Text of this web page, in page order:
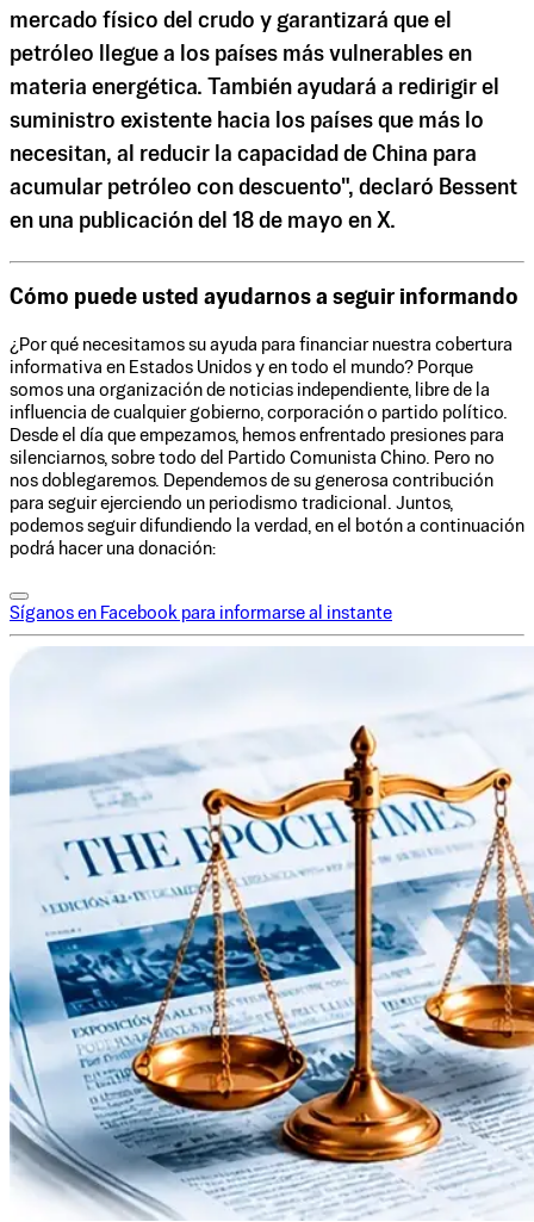
mercado físico del crudo y garantizará que el
petróleo llegue a los países más vulnerables en
materia energética. También ayudará a redirigir el
suministro existente hacia los países que más lo
necesitan, al reducir la capacidad de China para
acumular petróleo con descuento", declaró Bessent
en una publicación del 18 de mayo en X.
Cómo puede usted ayudarnos a seguir informando
¿Por qué necesitamos su ayuda para financiar nuestra cobertura
informativa en Estados Unidos y en todo el mundo? Porque
somos una organización de noticias independiente, libre de la
influencia de cualquier gobierno, corporación o partido político.
Desde el día que empezamos, hemos enfrentado presiones para
silenciarnos, sobre todo del Partido Comunista Chino. Pero no
nos doblegaremos. Dependemos de su generosa contribución
para seguir ejerciendo un periodismo tradicional. Juntos,
podemos seguir difundiendo la verdad, en el botón a continuación
podrá hacer una donación:
Síganos en Facebook para informarse al instante